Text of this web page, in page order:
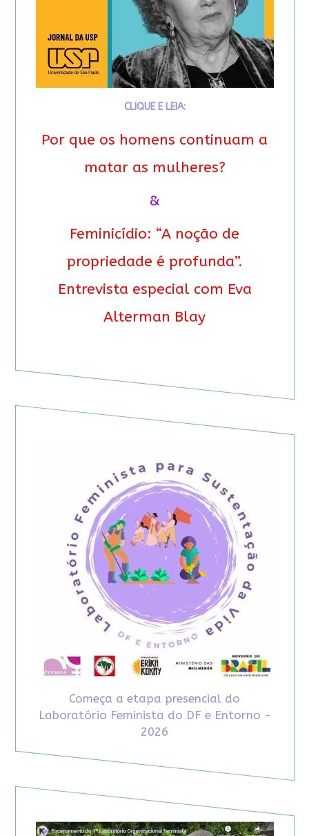
CLIQUE E LEIA:
Por que os homens continuam a
matar as mulheres?
&
Feminicídio: “A noção de
propriedade é profunda”.
Entrevista especial com Eva
Alterman Blay
Começa a etapa presencial do
Laboratório Feminista do DF e Entorno -
2026